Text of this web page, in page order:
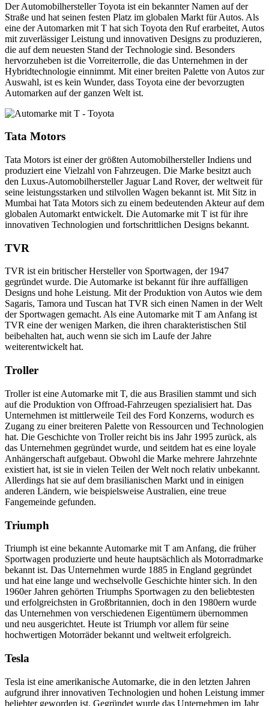
Der Automobilhersteller Toyota ist ein bekannter Namen auf der
Straße und hat seinen festen Platz im globalen Markt für Autos. Als
eine der Automarken mit T hat sich Toyota den Ruf erarbeitet, Autos
mit zuverlässiger Leistung und innovativen Designs zu produzieren,
die auf dem neuesten Stand der Technologie sind. Besonders
hervorzuheben ist die Vorreiterrolle, die das Unternehmen in der
Hybridtechnologie einnimmt. Mit einer breiten Palette von Autos zur
Auswahl, ist es kein Wunder, dass Toyota eine der bevorzugten
Automarken auf der ganzen Welt ist.
Tata Motors
Tata Motors ist einer der größten Automobilhersteller Indiens und
produziert eine Vielzahl von Fahrzeugen. Die Marke besitzt auch
den Luxus-Automobilhersteller Jaguar Land Rover, der weltweit für
seine leistungsstarken und stilvollen Wagen bekannt ist. Mit Sitz in
Mumbai hat Tata Motors sich zu einem bedeutenden Akteur auf dem
globalen Automarkt entwickelt. Die Automarke mit T ist für ihre
innovativen Technologien und fortschrittlichen Designs bekannt.
TVR
TVR ist ein britischer Hersteller von Sportwagen, der 1947
gegründet wurde. Die Automarke ist bekannt für ihre auffälligen
Designs und hohe Leistung. Mit der Produktion von Autos wie dem
Sagaris, Tamora und Tuscan hat TVR sich einen Namen in der Welt
der Sportwagen gemacht. Als eine Automarke mit T am Anfang ist
TVR eine der wenigen Marken, die ihren charakteristischen Stil
beibehalten hat, auch wenn sie sich im Laufe der Jahre
weiterentwickelt hat.
Troller
Troller ist eine Automarke mit T, die aus Brasilien stammt und sich
auf die Produktion von Offroad-Fahrzeugen spezialisiert hat. Das
Unternehmen ist mittlerweile Teil des Ford Konzerns, wodurch es
Zugang zu einer breiteren Palette von Ressourcen und Technologien
hat. Die Geschichte von Troller reicht bis ins Jahr 1995 zurück, als
das Unternehmen gegründet wurde, und seitdem hat es eine loyale
Anhängerschaft aufgebaut. Obwohl die Marke mehrere Jahrzehnte
existiert hat, ist sie in vielen Teilen der Welt noch relativ unbekannt.
Allerdings hat sie auf dem brasilianischen Markt und in einigen
anderen Ländern, wie beispielsweise Australien, eine treue
Fangemeinde gefunden.
Triumph
Triumph ist eine bekannte Automarke mit T am Anfang, die früher
Sportwagen produzierte und heute hauptsächlich als Motorradmarke
bekannt ist. Das Unternehmen wurde 1885 in England gegründet
und hat eine lange und wechselvolle Geschichte hinter sich. In den
1960er Jahren gehörten Triumphs Sportwagen zu den beliebtesten
und erfolgreichsten in Großbritannien, doch in den 1980ern wurde
das Unternehmen von verschiedenen Eigentümern übernommen
und neu ausgerichtet. Heute ist Triumph vor allem für seine
hochwertigen Motorräder bekannt und weltweit erfolgreich.
Tesla
Tesla ist eine amerikanische Automarke, die in den letzten Jahren
aufgrund ihrer innovativen Technologien und hohen Leistung immer
beliebter geworden ist. Gegründet wurde das Unternehmen im Jahr